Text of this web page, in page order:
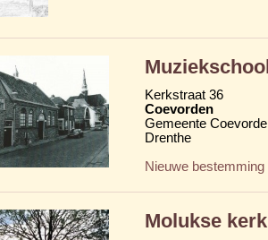
Kerkstraat 36
Coevorden
Gemeente
Drenthe
Nieuwe bestemming
Molukse kerk